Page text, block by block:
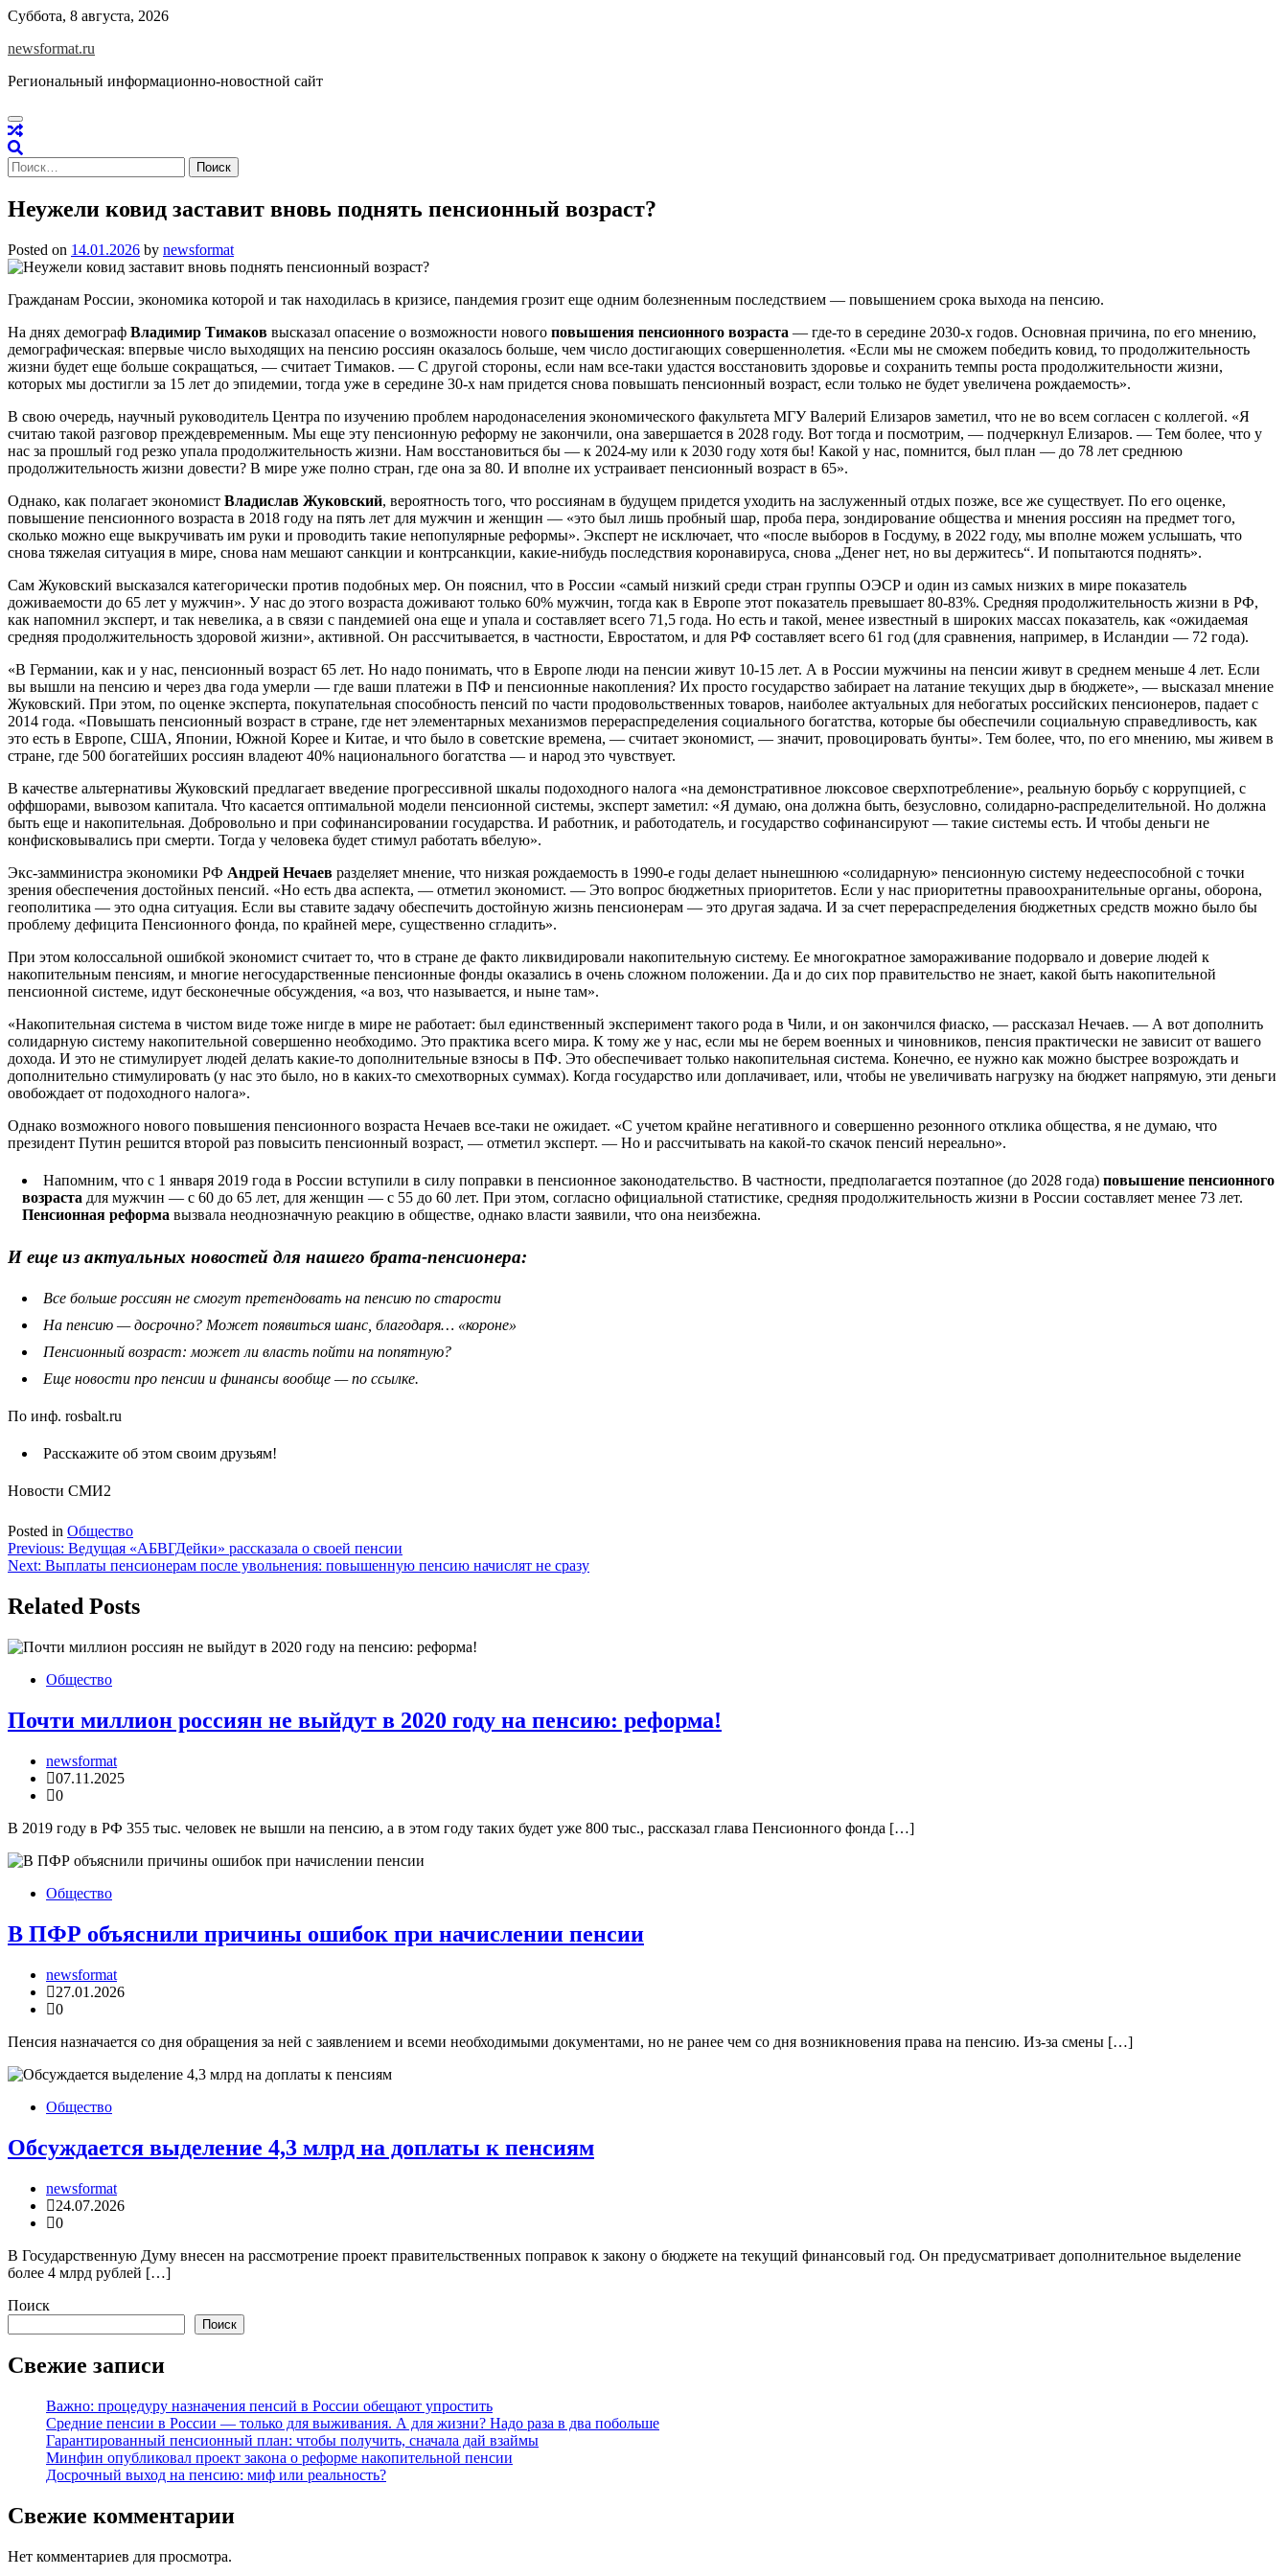
Skip
content
Суббота, 8 августа, 2026
newsformat.ru
Региональный информационно-новостной сайт
Найти:
Неужели ковид заставит вновь поднять пенсионный возраст?
Posted on 14.01.2026 by newsformat
Гражданам России, экономика которой и так находилась в кризисе, пандемия грозит еще одним болезненным последствием — повышением срока выхода на пенсию.
На днях демограф Владимир Тимаков высказал опасение о возможности нового повышения пенсионного возраста — где-то в середине 2030-х годов. Основная причина, по его мнению,
демографическая: впервые число выходящих на пенсию россиян оказалось больше, чем число достигающих совершеннолетия. «Если мы не сможем победить ковид, то продолжительность
жизни будет еще больше сокращаться, — считает Тимаков. — С другой стороны, если нам все-таки удастся восстановить здоровье и сохранить темпы роста продолжительности жизни,
которых мы достигли за 15 лет до эпидемии, тогда уже в середине 30-х нам придется снова повышать пенсионный возраст, если только не будет увеличена рождаемость».
В свою очередь, научный руководитель Центра по изучению проблем народонаселения экономического факультета МГУ Валерий Елизаров заметил, что не во всем согласен с коллегой. «Я
считаю такой разговор преждевременным. Мы еще эту пенсионную реформу не закончили, она завершается в 2028 году. Вот тогда и посмотрим, — подчеркнул Елизаров. — Тем более, что у
нас за прошлый год резко упала продолжительность жизни. Нам восстановиться бы — к 2024-му или к 2030 году хотя бы! Какой у нас, помнится, был план — до 78 лет среднюю
продолжительность жизни довести? В мире уже полно стран, где она за 80. И вполне их устраивает пенсионный возраст в 65».
Однако, как полагает экономист Владислав Жуковский, вероятность того, что россиянам в будущем придется уходить на заслуженный отдых позже, все же существует. По его оценке,
повышение пенсионного возраста в 2018 году на пять лет для мужчин и женщин — «это был лишь пробный шар, проба пера, зондирование общества и мнения россиян на предмет того,
сколько можно еще выкручивать им руки и проводить такие непопулярные реформы». Эксперт не исключает, что «после выборов в Госдуму, в 2022 году, мы вполне можем услышать, что
снова тяжелая ситуация в мире, снова нам мешают санкции и контрсанкции, какие-нибудь последствия коронавируса, снова „Денег нет, но вы держитесь“. И попытаются поднять».
Сам Жуковский высказался категорически против подобных мер. Он пояснил, что в России «самый низкий среди стран группы ОЭСР и один из самых низких в мире показатель
доживаемости до 65 лет у мужчин». У нас до этого возраста доживают только 60% мужчин, тогда как в Европе этот показатель превышает 80-83%. Средняя продолжительность жизни в РФ,
как напомнил эксперт, и так невелика, а в связи с пандемией она еще и упала и составляет всего 71,5 года. Но есть и такой, менее известный в широких массах показатель, как «ожидаемая
средняя продолжительность здоровой жизни», активной. Он рассчитывается, в частности, Евростатом, и для РФ составляет всего 61 год (для сравнения, например, в Исландии — 72 года).
«В Германии, как и у нас, пенсионный возраст 65 лет. Но надо понимать, что в Европе люди на пенсии живут 10-15 лет. А в России мужчины на пенсии живут в среднем меньше 4 лет. Если
вы вышли на пенсию и через два года умерли — где ваши платежи в ПФ и пенсионные накопления? Их просто государство забирает на латание текущих дыр в бюджете», — высказал мнение
Жуковский. При этом, по оценке эксперта, покупательная способность пенсий по части продовольственных товаров, наиболее актуальных для небогатых российских пенсионеров, падает с
2014 года. «Повышать пенсионный возраст в стране, где нет элементарных механизмов перераспределения социального богатства, которые бы обеспечили социальную справедливость, как
это есть в Европе, США, Японии, Южной Корее и Китае, и что было в советские времена, — считает экономист, — значит, провоцировать бунты». Тем более, что, по его мнению, мы живем в
стране, где 500 богатейших россиян владеют 40% национального богатства — и народ это чувствует.
В качестве альтернативы Жуковский предлагает введение прогрессивной шкалы подоходного налога «на демонстративное люксовое сверхпотребление», реальную борьбу с коррупцией, с
оффшорами, вывозом капитала. Что касается оптимальной модели пенсионной системы, эксперт заметил: «Я думаю, она должна быть, безусловно, солидарно-распределительной. Но должна
быть еще и накопительная. Добровольно и при софинансировании государства. И работник, и работодатель, и государство софинансируют — такие системы есть. И чтобы деньги не
конфисковывались при смерти. Тогда у человека будет стимул работать вбелую».
Экс-замминистра экономики РФ Андрей Нечаев разделяет мнение, что низкая рождаемость в 1990-е годы делает нынешнюю «солидарную» пенсионную систему недееспособной с точки
зрения обеспечения достойных пенсий. «Но есть два аспекта, — отметил экономист. — Это вопрос бюджетных приоритетов. Если у нас приоритетны правоохранительные органы, оборона,
геополитика — это одна ситуация. Если вы ставите задачу обеспечить достойную жизнь пенсионерам — это другая задача. И за счет перераспределения бюджетных средств можно было бы
проблему дефицита Пенсионного фонда, по крайней мере, существенно сгладить».
При этом колоссальной ошибкой экономист считает то, что в стране де факто ликвидировали накопительную систему. Ее многократное замораживание подорвало и доверие людей к
накопительным пенсиям, и многие негосударственные пенсионные фонды оказались в очень сложном положении. Да и до сих пор правительство не знает, какой быть накопительной
пенсионной системе, идут бесконечные обсуждения, «а воз, что называется, и ныне там».
«Накопительная система в чистом виде тоже нигде в мире не работает: был единственный эксперимент такого рода в Чили, и он закончился фиаско, — рассказал Нечаев. — А вот дополнить
солидарную систему накопительной совершенно необходимо. Это практика всего мира. К тому же у нас, если мы не берем военных и чиновников, пенсия практически не зависит от вашего
дохода. И это не стимулирует людей делать какие-то дополнительные взносы в ПФ. Это обеспечивает только накопительная система. Конечно, ее нужно как можно быстрее возрождать и
дополнительно стимулировать (у нас это было, но в каких-то смехотворных суммах). Когда государство или доплачивает, или, чтобы не увеличивать нагрузку на бюджет напрямую, эти деньги
овобождает от подоходного налога».
Однако возможного нового повышения пенсионного возраста Нечаев все-таки не ожидает. «С учетом крайне негативного и совершенно резонного отклика общества, я не думаю, что
президент Путин решится второй раз повысить пенсионный возраст, — отметил эксперт. — Но и рассчитывать на какой-то скачок пенсий нереально».
Напомним, что с 1 января 2019 года в России вступили в силу поправки в пенсионное законодательство. В частности, предполагается поэтапное (до 2028 года) повышение пенсионного
возраста для мужчин — с 60 до 65 лет, для женщин — с 55 до 60 лет. При этом, согласно официальной статистике, средняя продолжительность жизни в России составляет менее 73 лет.
Пенсионная реформа вызвала неоднозначную реакцию в обществе, однако власти заявили, что она неизбежна.
И еще из актуальных новостей для нашего брата-пенсионера:
Все больше россиян не смогут претендовать на пенсию по старости
На пенсию — досрочно? Может появиться шанс, благодаря… «короне»
Пенсионный возраст: может ли власть пойти на попятную?
Еще новости про пенсии и финансы вообще — по ссылке.
По инф. rosbalt.ru
Расскажите об этом своим друзьям!
Новости СМИ2
Posted in Общество
Навигация
по
записям
Previous: Ведущая «АБВГДейки» рассказала о своей пенсии
Next: Выплаты пенсионерам после увольнения: повышенную пенсию начислят не сразу
Related Posts
Общество
Почти миллион россиян не выйдут в 2020 году на пенсию: реформа!
newsformat
07.11.2025
0
В 2019 году в РФ 355 тыс. человек не вышли на пенсию, а в этом году таких будет уже 800 тыс., рассказал глава Пенсионного фонда […]
Общество
В ПФР объяснили причины ошибок при начислении пенсии
newsformat
27.01.2026
0
Пенсия назначается со дня обращения за ней с заявлением и всеми необходимыми документами, но не ранее чем со дня возникновения права на пенсию. Из-за смены […]
Общество
Обсуждается выделение 4,3 млрд на доплаты к пенсиям
newsformat
24.07.2026
0
В Государственную Думу внесен на рассмотрение проект правительственных поправок к закону о бюджете на текущий финансовый год. Он предусматривает дополнительное выделение
более 4 млрд рублей […]
Поиск
Поиск
Свежие записи
Важно: процедуру назначения пенсий в России обещают упростить
Средние пенсии в России — только для выживания. А для жизни? Надо раза в два побольше
Гарантированный пенсионный план: чтобы получить, сначала дай взаймы
Минфин опубликовал проект закона о реформе накопительной пенсии
Досрочный выход на пенсию: миф или реальность?
Свежие комментарии
Нет комментариев для просмотра.